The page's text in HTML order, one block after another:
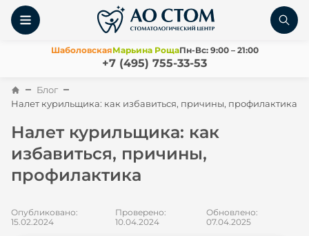
ШаболовскаяМарьина РощаПн-Вс: 9:00 – 21:00
+7 (495) 755-33-53
Блог
Налет курильщика: как избавиться, причины, профилактика
Налет курильщика: как
избавиться, причины,
профилактика
Опубликовано:
15.02.2024
Проверено:
10.04.2024
Обновлено:
07.04.2025